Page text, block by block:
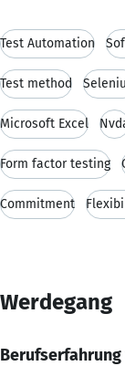
Test Automation
Test method
Microsoft Excel
Form factor testing
Commitment
Werdegang